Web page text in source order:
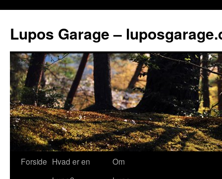
Lupos Garage –
Forside Hvad er en
Om